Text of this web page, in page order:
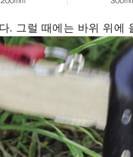
. 그럴 때에는 바위 위에